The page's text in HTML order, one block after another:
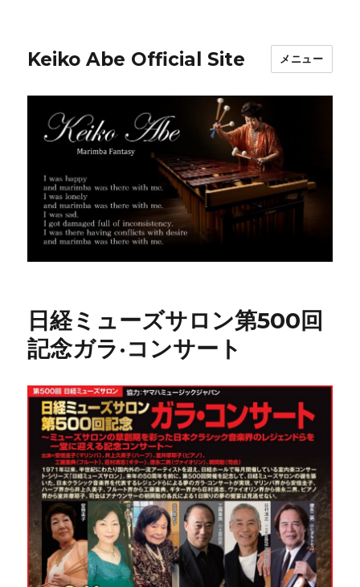
Keiko Abe Official Site メニュー
日経ミューズサロン第500回
記念ガラ·コンサート